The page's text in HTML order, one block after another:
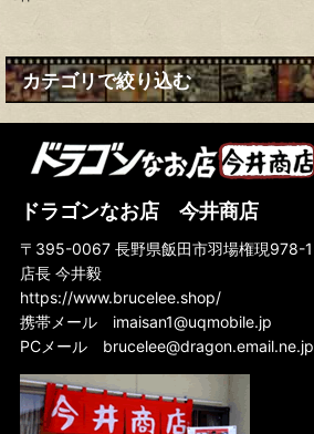
並び順:
カテゴリで絞り込む
ブルース・リーDVD (全商品)
スペイン盤DVD
フランス盤DVD
日本盤DVD
ドラゴンなお店 今井商店
〒395-0067 長野県飯田市羽場権現978-1
店長 今井毅
https://www.brucelee.shop/
携帯メール imaisan1@uqmobile.jp
PCメール brucelee@dragon.email.ne.jp